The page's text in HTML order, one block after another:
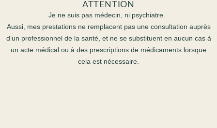
ATTENTION
Je ne suis pas médecin, ni psychiatre.
Aussi, mes prestations ne remplacent pas une consultation auprès
d’un professionnel de la santé, et ne se substituent en aucun cas à
un acte médical ou à des prescriptions de médicaments lorsque
cela est nécessaire.